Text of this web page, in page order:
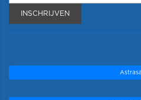
INSCHRIJVEN